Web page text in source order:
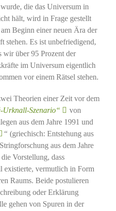
die das Universum in
hält, wird in Frage gestellt
Beginn einer neuen Ära der
stehen. Es ist unbefriedigend,
wir über 95 Prozent der
im Universum eigentlich
vor einem Rätsel stehen.
Theorien einer Zeit vor dem
Urknall-Szenario“
von
aus dem Jahre 1991 und
“ (griechisch: Entstehung aus
aus dem Jahre
Vorstellung, dass
existierte, vermutlich in Form
Raums. Beide postulieren
oder Erklärung
gehen von Spuren in der